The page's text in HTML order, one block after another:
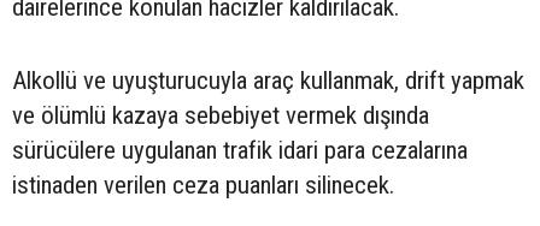
dairelerince konulan hacizler kaldırılacak.
Alkollü ve uyuşturucuyla araç kullanmak, drift yapmak
ve ölümlü kazaya sebebiyet vermek dışında
sürücülere uygulanan trafik idari para cezalarına
istinaden verilen ceza puanları silinecek.